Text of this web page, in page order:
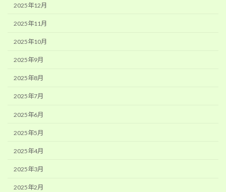
2025年12月
2025年11月
2025年10月
2025年9月
2025年8月
2025年7月
2025年6月
2025年5月
2025年4月
2025年3月
2025年2月